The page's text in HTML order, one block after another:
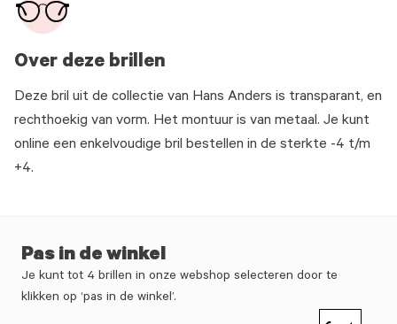
Over deze brillen
Deze bril uit de collectie van Hans Anders is transparant, en
rechthoekig van vorm. Het montuur is van metaal. Je kunt
online een enkelvoudige bril bestellen in de sterkte -4 t/m
+4.
Pas in de winkel
Je kunt tot 4 brillen in onze webshop selecteren door te
klikken op ‘pas in de winkel’.